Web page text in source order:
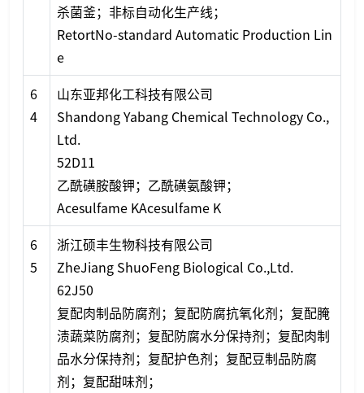
杀菌釜；非标自动化生产线；
RetortNo-standard Automatic Production Lin
e
6
4
山东亚邦化工科技有限公司
Shandong Yabang Chemical Technology Co.,
Ltd.
52D11
乙酰磺胺酸钾；乙酰磺氨酸钾；
Acesulfame KAcesulfame K
6
5
浙江硕丰生物科技有限公司
ZheJiang ShuoFeng Biological Co.,Ltd.
62J50
复配肉制品防腐剂；复配防腐抗氧化剂；复配腌
渍蔬菜防腐剂；复配防腐水分保持剂；复配肉制
品水分保持剂；复配护色剂；复配豆制品防腐
剂；复配甜味剂；